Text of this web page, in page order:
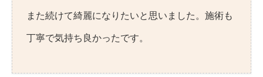
また続けて綺麗になりたいと思いました。施術も
丁寧で気持ち良かったです。